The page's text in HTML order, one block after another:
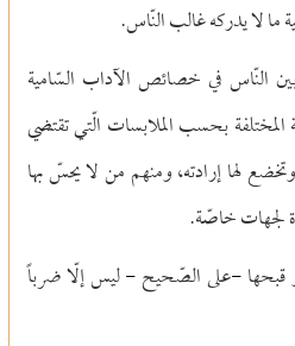
ما لا يدركه غالب النّاس.
النّاس في خصائص الآداب السّامية
بحسب الملابسات الّتي تقتضي
لها إرادته، ومنهم من لا يحسّ بها
لجهات خاصّة.
-على الصّحيح-ليس إلّا ضرباً